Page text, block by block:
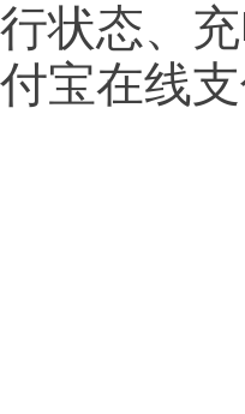
行状态、
付宝在线支